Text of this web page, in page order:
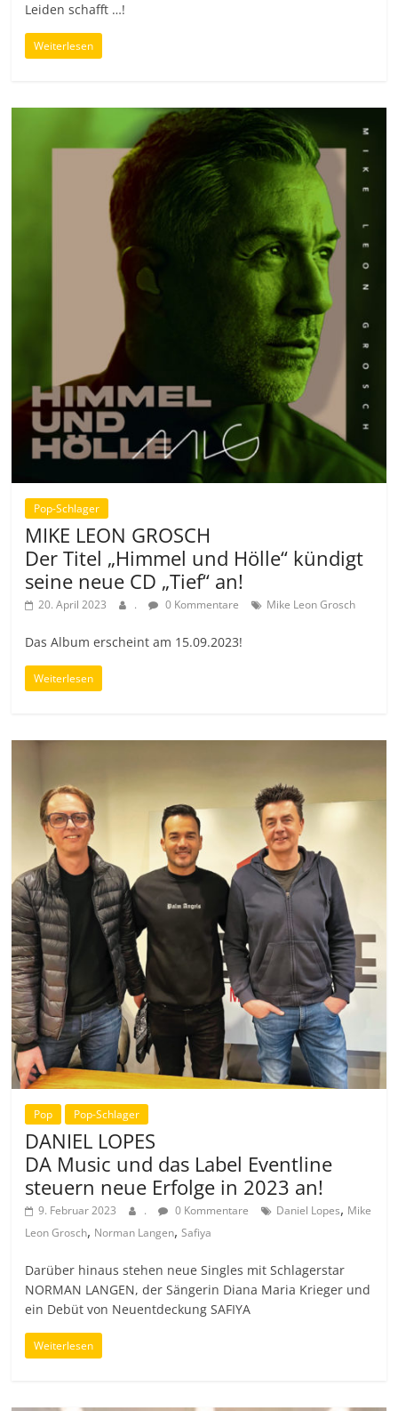
Leiden schafft …!
Weiterlesen
Pop-Schlager
MIKE LEON GROSCH
Der Titel „Himmel und Hölle“ kündigt
seine neue CD „Tief“ an!
20. April 2023 . 0 Kommentare Mike Leon Grosch
Das Album erscheint am 15.09.2023!
Weiterlesen
Pop Pop-Schlager
DANIEL LOPES
DA Music und das Label Eventline
steuern neue Erfolge in 2023 an!
9. Februar 2023 . 0 Kommentare Daniel Lopes, Mike
Leon Grosch, Norman Langen,Safiya
Darüber hinaus stehen neue Singles mit Schlagerstar
NORMAN LANGEN, der Sängerin Diana Maria Krieger und
ein Debüt von Neuentdeckung SAFIYA
Weiterlesen